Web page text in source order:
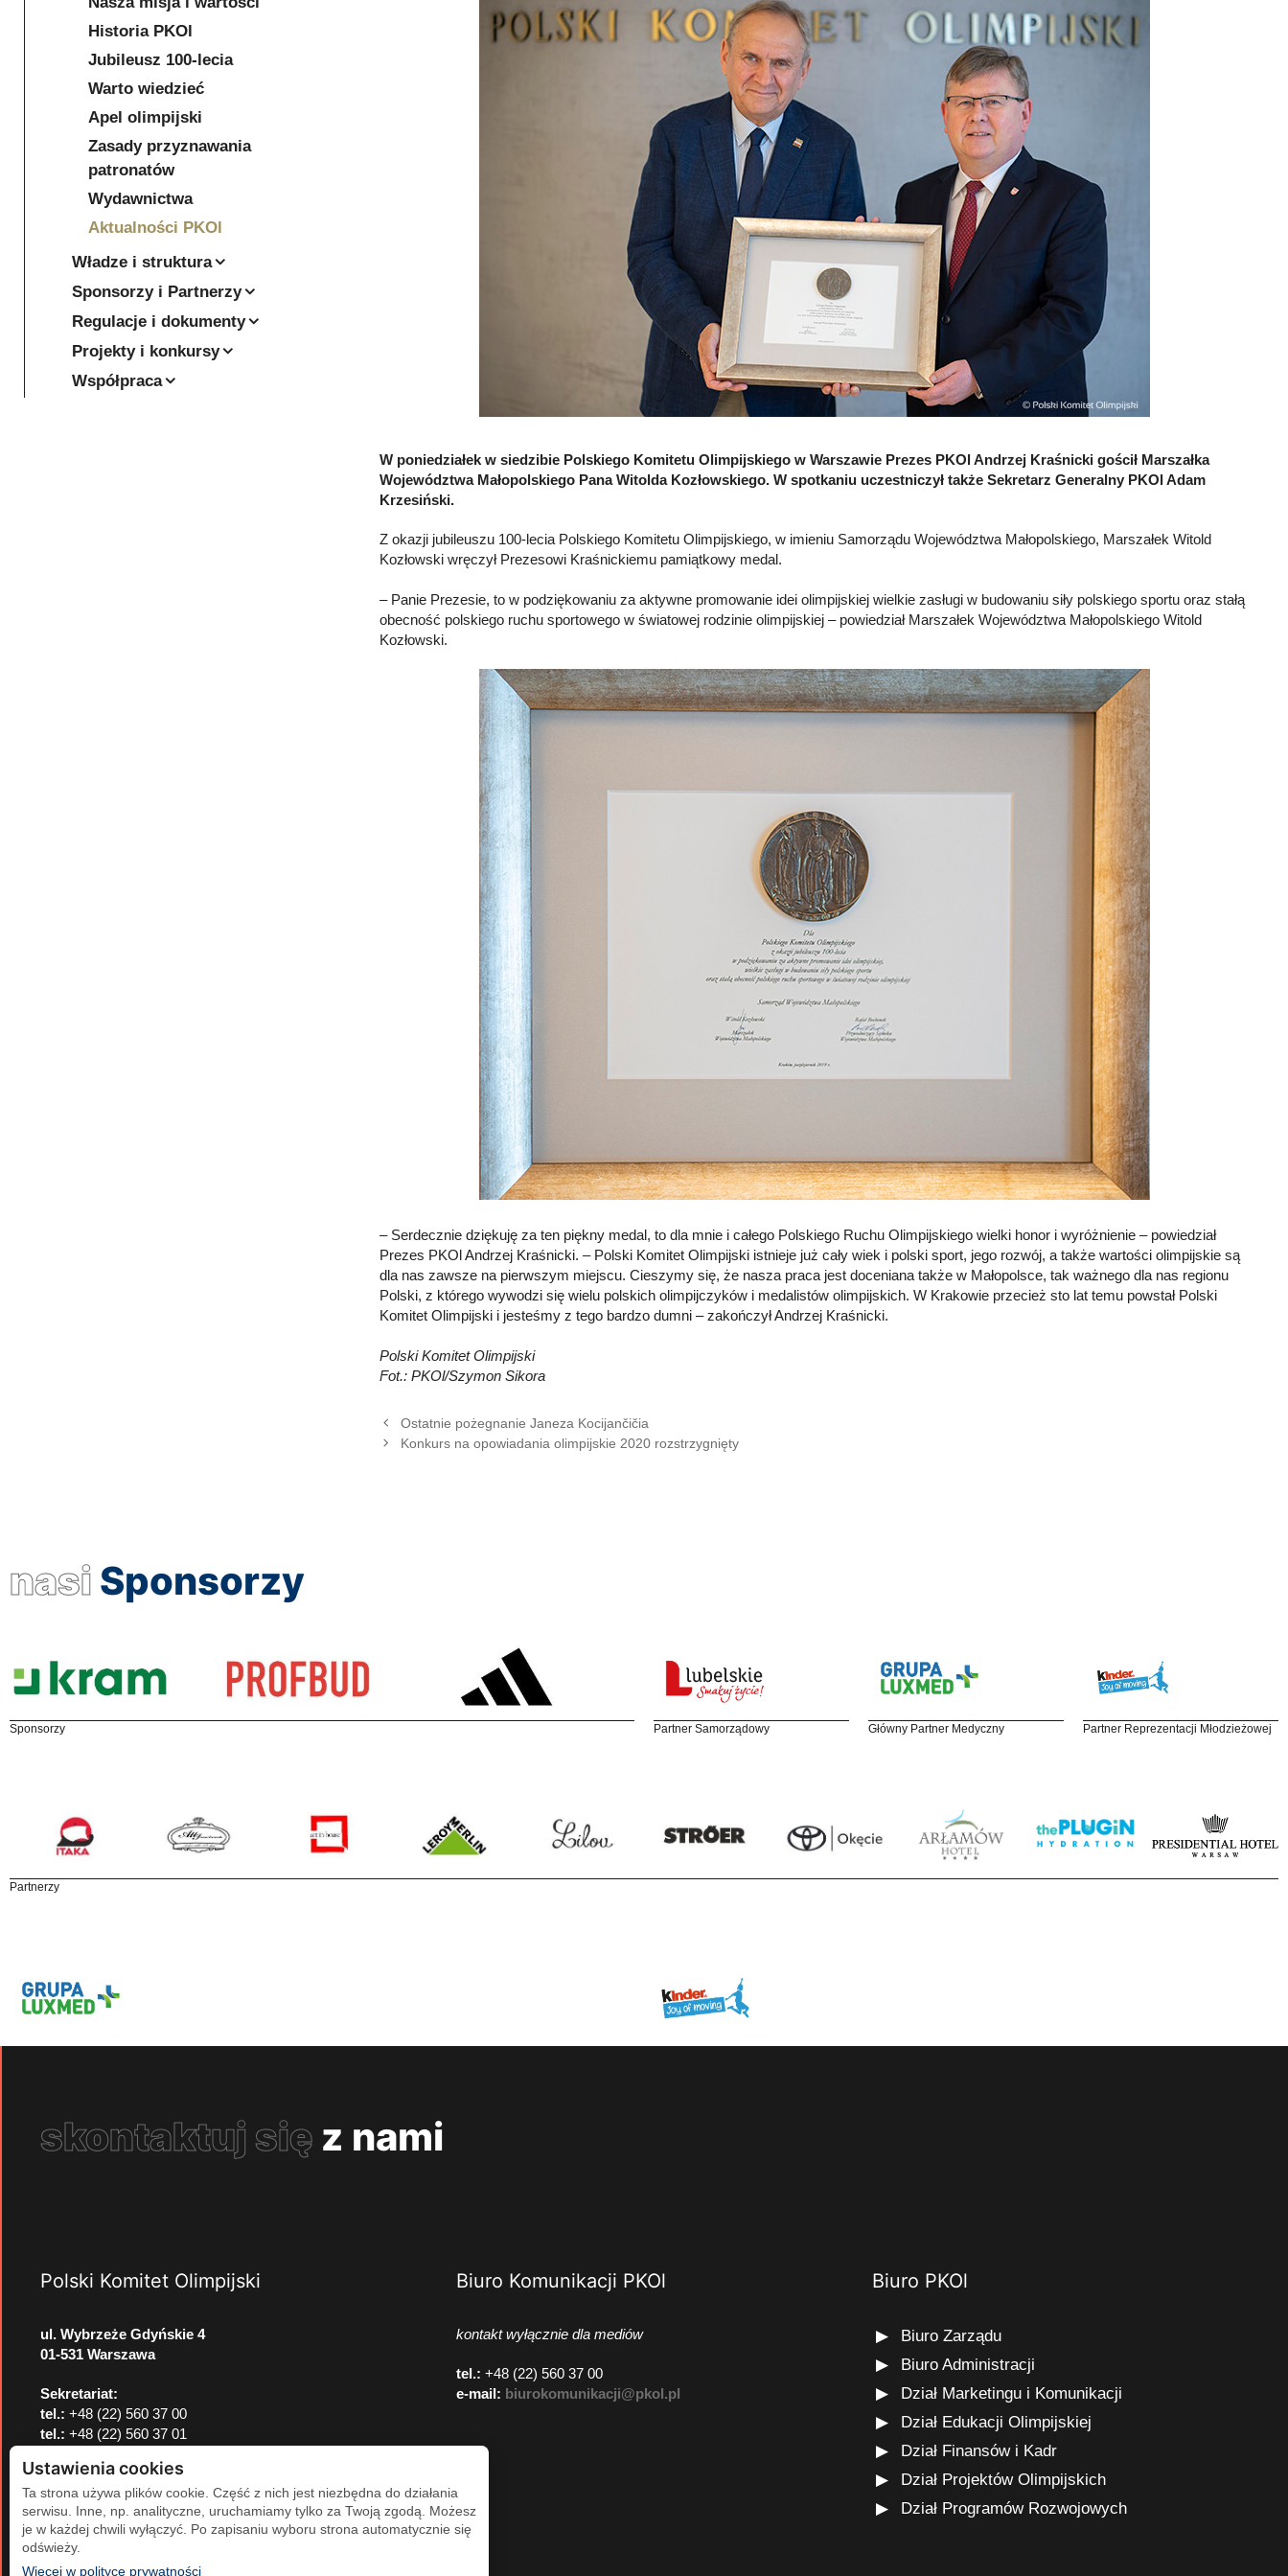
W poniedziałek w siedzibie Polskiego Komitetu Olimpijskiego w Warszawie Prezes PKOl Andrzej Kraśnicki gościł Marszałka
Województwa Małopolskiego Pana Witolda Kozłowskiego. W spotkaniu uczestniczył także Sekretarz Generalny PKOl Adam
Krzesiński.
Z okazji jubileuszu 100-lecia Polskiego Komitetu Olimpijskiego, w imieniu Samorządu Województwa Małopolskiego, Marszałek Witold
Kozłowski wręczył Prezesowi Kraśnickiemu pamiątkowy medal.
– Panie Prezesie, to w podziękowaniu za aktywne promowanie idei olimpijskiej wielkie zasługi w budowaniu siły polskiego sportu oraz stałą
obecność polskiego ruchu sportowego w światowej rodzinie olimpijskiej – powiedział Marszałek Województwa Małopolskiego Witold
Kozłowski.
– Serdecznie dziękuję za ten piękny medal, to dla mnie i całego Polskiego Ruchu Olimpijskiego wielki honor i wyróżnienie – powiedział
Prezes PKOl Andrzej Kraśnicki. – Polski Komitet Olimpijski istnieje już cały wiek i polski sport, jego rozwój, a także wartości olimpijskie są
dla nas zawsze na pierwszym miejscu. Cieszymy się, że nasza praca jest doceniana także w Małopolsce, tak ważnego dla nas regionu
Polski, z którego wywodzi się wielu polskich olimpijczyków i medalistów olimpijskich. W Krakowie przecież sto lat temu powstał Polski
Komitet Olimpijski i jesteśmy z tego bardzo dumni – zakończył Andrzej Kraśnicki.
Polski Komitet Olimpijski
Fot.: PKOl/Szymon Sikora
Ostatnie pożegnanie Janeza Kocijančičia
Konkurs na opowiadania olimpijskie 2020 rozstrzygnięty
Historia PKOl
Jubileusz 100-lecia
Warto wiedzieć
Apel olimpijski
Zasady przyznawania
patronatów
Wydawnictwa
Aktualności PKOl
Władze i struktura
Sponsorzy i Partnerzy
Regulacje i dokumenty
Projekty i konkursy
Współpraca
nasi Sponsorzy
Sponsorzy Partner Samorządowy Główny Partner Medyczny Partner Reprezentacji Młodzieżowej
Partnerzy
skontaktuj się z nami
Polski Komitet Olimpijski
ul. Wybrzeże Gdyńskie 4
01-531 Warszawa
Sekretariat:
tel.: +48 (22) 560 37 00
tel.: +48 (22) 560 37 01
Biuro Komunikacji PKOl
kontakt wyłącznie dla mediów
tel.: +48 (22) 560 37 00
e-mail: biurokomunikacji@pkol.pl
Biuro PKOl
Biuro Zarządu
Biuro Administracji
Dział Marketingu i Komunikacji
Dział Edukacji Olimpijskiej
Dział Finansów i Kadr
Dział Projektów Olimpijskich
Dział Programów Rozwojowych
Ustawienia cookies
Ta strona używa plików cookie. Część z nich jest niezbędna do działania
serwisu. Inne, np. analityczne, uruchamiamy tylko za Twoją zgodą. Możesz
je w każdej chwili wyłączyć. Po zapisaniu wyboru strona automatycznie się
odświeży.
Więcej w polityce prywatności(otwiera się w nowej karcie)